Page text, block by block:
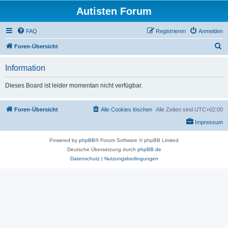
Autisten Forum
FAQ Anmelden
Registrieren
Foren-Übersicht
Information
Dieses Board ist leider momentan nicht verfügbar.
Foren-Übersicht Alle Zeiten sind UTC+02:00
Alle Cookies löschen
Impressum
Powered by phpBB® Forum Software © phpBB Limited
Deutsche Übersetzung durch phpBB.de
Datenschutz| Nutzungsbedingungen